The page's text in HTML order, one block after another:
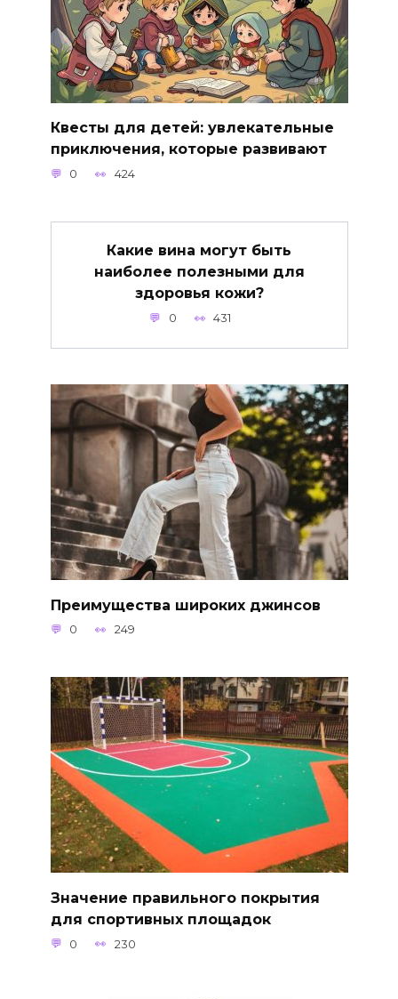
Квесты для детей: увлекательные
приключения, которые развивают
0 424
Какие вина могут быть
наиболее полезными для
здоровья кожи?
0 431
Преимущества широких джинсов
0 249
Значение правильного покрытия
для спортивных площадок
0 230